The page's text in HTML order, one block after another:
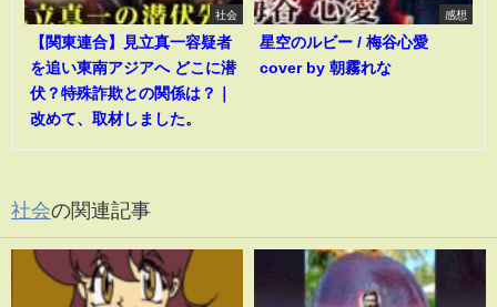
社会
【関東連合】見立真一容疑者
を追い東南アジアへ どこに潜
伏？特殊詐欺との関係は？｜
改めて、取材しました。
感想
星空のルビー / 梅谷心愛
cover by 朝霧れな
社会の関連記事